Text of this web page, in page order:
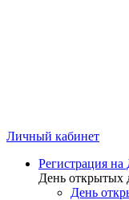
Личный кабинет
Регистрация
День открытых
День